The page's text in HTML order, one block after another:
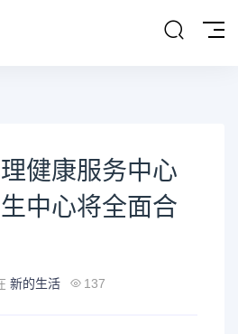
健康服务中心
中心将全面合
新的生活 137